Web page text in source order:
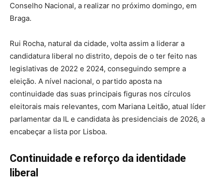
Conselho Nacional, a realizar no próximo domingo, em
Braga.
Rui Rocha, natural da cidade, volta assim a liderar a
candidatura liberal no distrito, depois de o ter feito nas
legislativas de 2022 e 2024, conseguindo sempre a
eleição. A nível nacional, o partido aposta na
continuidade das suas principais figuras nos círculos
eleitorais mais relevantes, com Mariana Leitão, atual líder
parlamentar da IL e candidata às presidenciais de 2026, a
encabeçar a lista por Lisboa.
Continuidade e reforço da identidade
liberal